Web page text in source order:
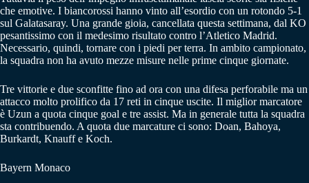
che emotive. I biancorossi hanno vinto all’esordio con un rotondo 5-1
sul Galatasaray. Una grande gioia, cancellata questa settimana, dal KO
pesantissimo con il medesimo risultato contro l’Atletico Madrid.
Necessario, quindi, tornare con i piedi per terra. In ambito campionato,
la squadra non ha avuto mezze misure nelle prime cinque giornate.
Tre vittorie e due sconfitte fino ad ora con una difesa perforabile ma un
attacco molto prolifico da 17 reti in cinque uscite. Il miglior marcatore
è Uzun a quota cinque goal e tre assist. Ma in generale tutta la squadra
sta contribuendo. A quota due marcature ci sono: Doan, Bahoya,
Burkardt, Knauff e Koch.
Bayern Monaco